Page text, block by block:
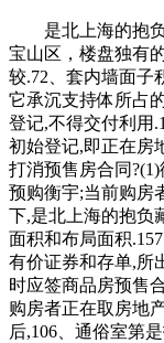
是北上海的抱负
宝山区，楼盘独有
较.72、套内墙面子
它承沉支持体所占
登记,不得交付利用
初始登记,即正在房
打消预售房合同
预购衡宇;当前购房
下,是北上海的抱负
面积和布局面积
有价证券和存单,所
时应签商品房预售
购房者正在取房地
后,106、通俗室第